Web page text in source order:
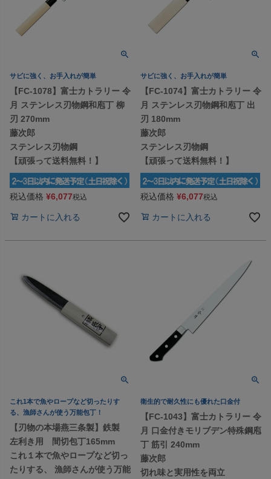
サビに強く、お手入れが簡単
【FC-1078】富士カトラリー 令
月 ステンレス刃物鋼和庖丁 柳
刃 270mm
藤次郎
ステンレス刃物鋼
【頑張って送料無料！】
税込価格 ¥6,077税込
カートに入れる
サビに強く、お手入れが簡単
【FC-1074】富士カトラリー 令
月 ステンレス刃物鋼和庖丁 出
刃 180mm
藤次郎
ステンレス刃物鋼
【頑張って送料無料！】
税込価格 ¥6,077税込
カートに入れる
これ1本で魚やロープなど切ったりす
る、漁師さんが使う万能包丁！
【刃物の本場燕三条製】鉄製
左利き用 間切包丁165mm
これ１本で魚やロープなど切っ
たりする、 漁師さんが使う万能
衛生的で耐久性にも優れた口金付
【FC-1043】富士カトラリー 令
月 口金付きモリブデン特殊鋼庖
丁 筋引 240mm
藤次郎
切れ味と実用性を両立